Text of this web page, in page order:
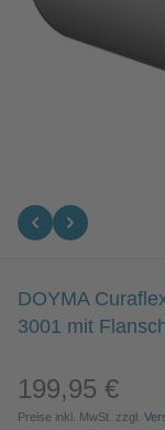
DOYMA
3001 mit
Regulärer Preis:
199,95 €
Preise inkl. MwSt. zzgl.